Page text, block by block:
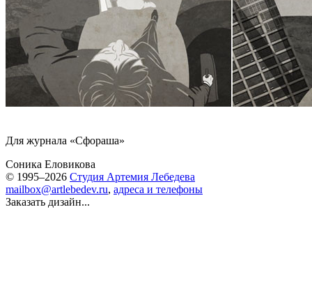
Для журнала «Сфораша»
Соника Еловикова
© 1995–2026 Студия Артемия Лебедева
mailbox@artlebedev.ru, адреса и телефоны
Заказать дизайн...